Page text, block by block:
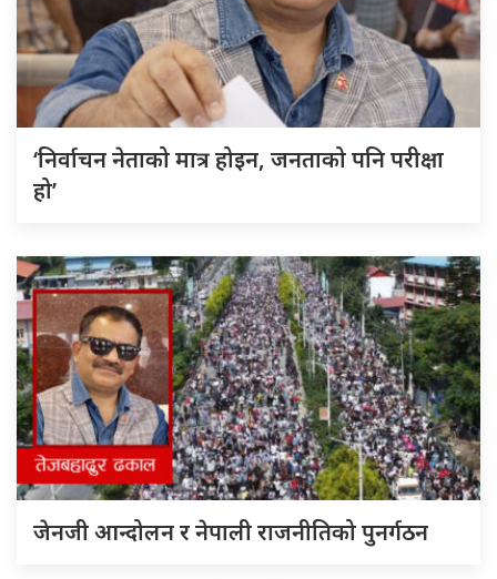
‘निर्वाचन नेताको मात्र होइन, जनताको पनि परीक्षा
हो’
जेनजी आन्दोलन र नेपाली राजनीतिको पुनर्गठन